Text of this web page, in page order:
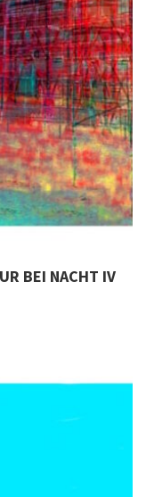
BEI NACHT IV